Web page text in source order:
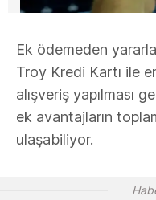
Ek ödemeden
Troy Kredi Kartı ile
alışveriş yapılması
ek avantajların
ulaşabiliyor.